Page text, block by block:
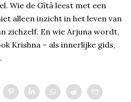
Wie de Gîtâ leest met een
alleen inzicht in het leven van
zichzelf. En wie Arjuna wordt,
Krishna – als innerlijke gids,